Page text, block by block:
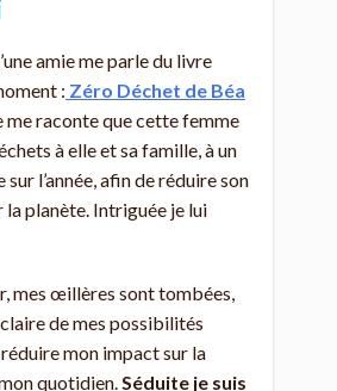
amie me parle du livre
: Zéro Déchet de Béa
me raconte que cette femme
à elle et sa famille, à un
l’année, afin de réduire son
la planète. Intriguée je lui
mes œillères sont tombées,
claire de mes possibilités
mon impact sur la
quotidien.Séduite je suis